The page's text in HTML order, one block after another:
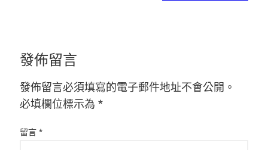
發佈留言
發佈留言必須填寫的電子郵件地址不會公開。
必填欄位標示為 *
留言 *